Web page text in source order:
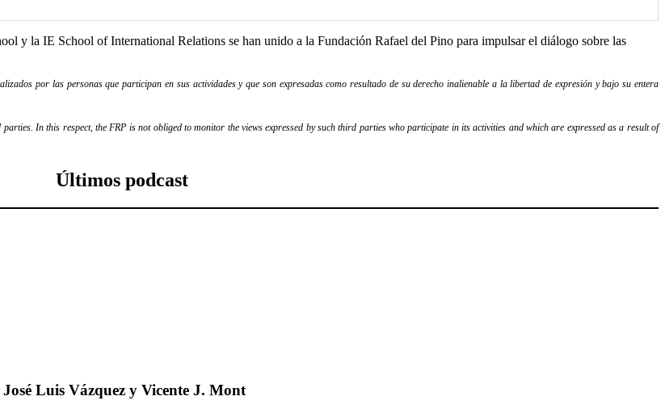
y la IE School of International Relations se han unido a la Fundación Rafael del Pino para impulsar el diálogo sobre las
por las personas que participan en sus actividades y que son expresadas como resultado de su derecho inalienable a la libertad de expresión y bajo su entera
In this respect, the FRP is not obliged to monitor the views expressed by such third parties who participate in its activities and which are expressed as a result of
Últimos podcast
Luis Vázquez y Vicente J. Mont